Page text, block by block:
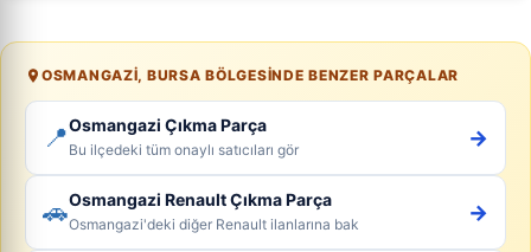
OSMANGAZI, BURSA BÖLGESINDE BENZER PARÇALAR
📍Osmangazi Çıkma Parça
Bu ilçedeki tüm onaylı satıcıları gör →
🚗Osmangazi Renault Çıkma Parça
Osmangazi'deki diğer Renault ilanlarına bak →